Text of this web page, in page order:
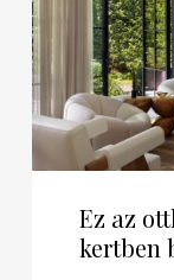
Ez az
kertben